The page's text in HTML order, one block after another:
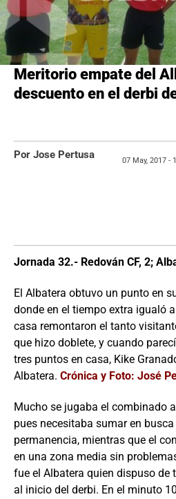
Meritorio empate del
descuento en el derbi
Jornada 32.- Redován CF, 2;
El Albatera obtuvo un punto en
donde en el tiempo extra igualó
casa remontaron el tanto
que hizo doblete, y cuando
tres puntos en casa, Kike
Albatera. Crónica y Foto: José
Mucho se jugaba el combinado
pues necesitaba sumar en
permanencia, mientras que el
en una zona media sin
fue el Albatera quien dispuso de
al inicio del derbi. En el minuto
Por Jose Pertusa 07 May, 2017 -